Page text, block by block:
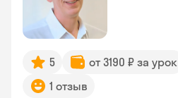
5 от 3190 ₽ за урок
1 отзыв